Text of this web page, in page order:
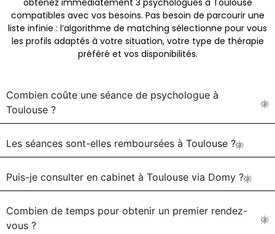
compatibles avec vos besoins. Pas besoin de parcourir une
liste infinie : l’algorithme de matching sélectionne pour vous
les profils adaptés à votre situation, votre type de thérapie
préféré et vos disponibilités.
Combien coûte une séance de psychologue à
Toulouse ?
Les séances sont-elles remboursées à Toulouse ?
Puis-je consulter en cabinet à Toulouse via Domy ?
Combien de temps pour obtenir un premier rendez-
vous ?